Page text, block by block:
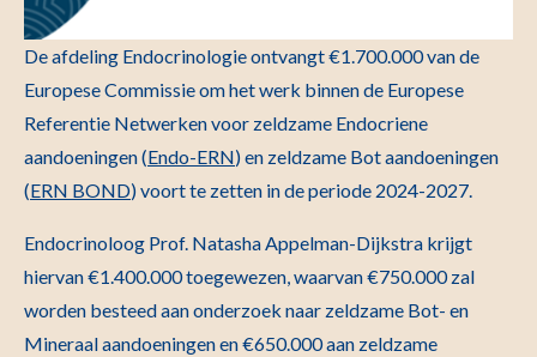
De afdeling Endocrinologie ontvangt €1.700.000 van de
Europese Commissie om het werk binnen de Europese
Referentie Netwerken voor zeldzame Endocriene
aandoeningen (Endo-ERN) en zeldzame Bot aandoeningen
(ERN BOND) voort te zetten in de periode 2024-2027.
Endocrinoloog Prof. Natasha Appelman-Dijkstra krijgt
hiervan €1.400.000 toegewezen, waarvan €750.000 zal
worden besteed aan onderzoek naar zeldzame Bot- en
Mineraal aandoeningen en €650.000 aan zeldzame